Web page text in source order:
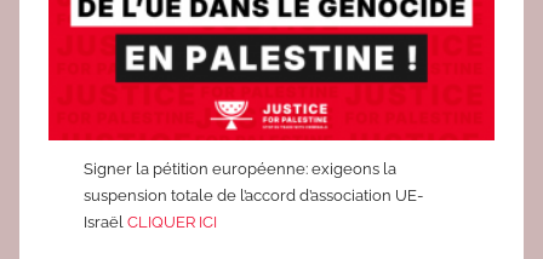
Signer la pétition européenne: exigeons la
suspension totale de l’accord d’association UE-
IsraëlCLIQUER ICI